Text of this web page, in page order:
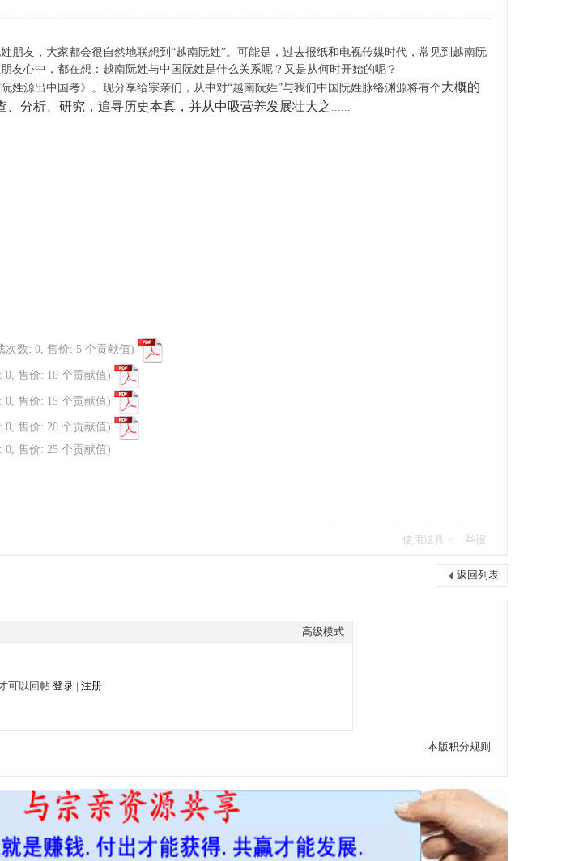
友，大家都会很自然地联想到“越南阮姓”。可能是，过去报纸和电视传媒时代，常见到越南阮
友心中，都在想：越南阮姓与中国阮姓是什么关系呢？又是从何时开始的呢？
源出中国考》。现分享给宗亲们，从中对“越南阮姓”与我们中国阮姓脉络渊源将有个大概的
、分析、研究，追寻历史本真，并从中吸营养发展壮大之 ......
次数: 0, 售价: 5 个贡献值)
0, 售价: 10 个贡献值)
0, 售价: 15 个贡献值)
0, 售价: 20 个贡献值)
0, 售价: 25 个贡献值)
使用道具 举报
返回列表
高级模式
可以回帖 登录 | 注册
本版积分规则